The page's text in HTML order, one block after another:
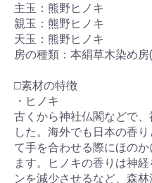
主玉：熊野ヒノキ
親玉：熊野ヒノキ
天玉：熊野ヒノキ
房の種類：本絹草木染め房
□素材の特徴
・ヒノキ
古くから神社仏閣などで
した。海外でも日本の香
て手を合わせる際にほの
ます。ヒノキの香りは神
ンを減少させるなど、森